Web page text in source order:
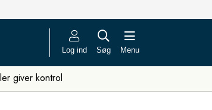
Log ind Søg Menu
giver kontrol